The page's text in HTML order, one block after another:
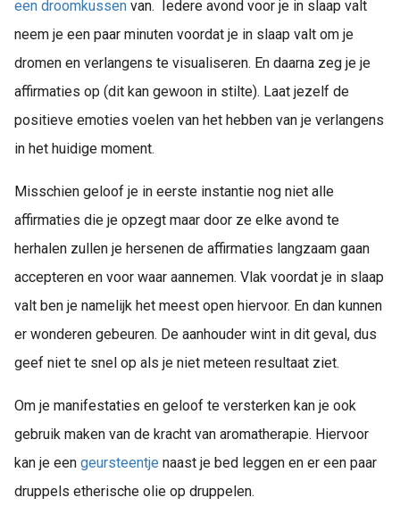
een droomkussen van. Iedere avond voor je in slaap valt
neem je een paar minuten voordat je in slaap valt om je
dromen en verlangens te visualiseren. En daarna zeg je je
affirmaties op (dit kan gewoon in stilte). Laat jezelf de
positieve emoties voelen van het hebben van je verlangens
in het huidige moment.
Misschien geloof je in eerste instantie nog niet alle
affirmaties die je opzegt maar door ze elke avond te
herhalen zullen je hersenen de affirmaties langzaam gaan
accepteren en voor waar aannemen. Vlak voordat je in slaap
valt ben je namelijk het meest open hiervoor. En dan kunnen
er wonderen gebeuren. De aanhouder wint in dit geval, dus
geef niet te snel op als je niet meteen resultaat ziet.
Om je manifestaties en geloof te versterken kan je ook
gebruik maken van de kracht van aromatherapie. Hiervoor
kan je een geursteentje naast je bed leggen en er een paar
druppels etherische olie op druppelen.